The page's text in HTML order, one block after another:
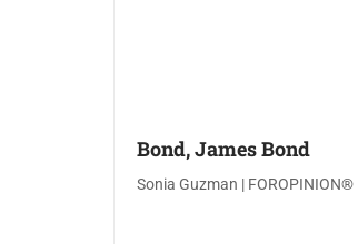
Bond, James Bond
Sonia Guzman | FOROPINION®